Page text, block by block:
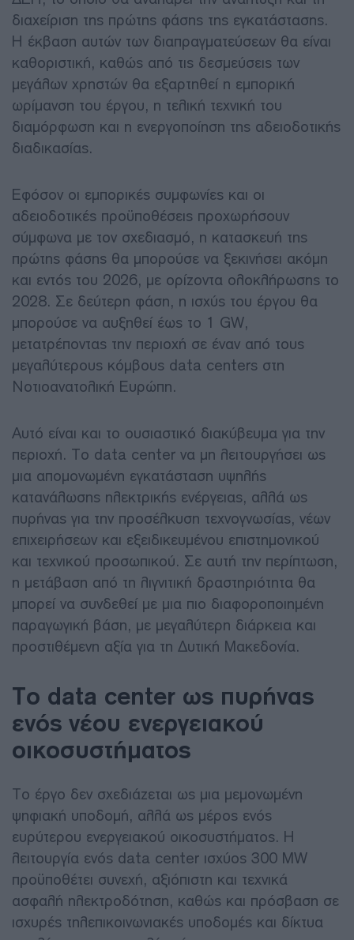
διαχείριση της πρώτης φάσης της εγκατάστασης.
Η έκβαση αυτών των διαπραγματεύσεων θα είναι
καθοριστική, καθώς από τις δεσμεύσεις των
μεγάλων χρηστών θα εξαρτηθεί η εμπορική
ωρίμανση του έργου, η τελική τεχνική του
διαμόρφωση και η ενεργοποίηση της αδειοδοτικής
διαδικασίας.
Εφόσον οι εμπορικές συμφωνίες και οι
αδειοδοτικές προϋποθέσεις προχωρήσουν
σύμφωνα με τον σχεδιασμό, η κατασκευή της
πρώτης φάσης θα μπορούσε να ξεκινήσει ακόμη
και εντός του 2026, με ορίζοντα ολοκλήρωσης το
2028. Σε δεύτερη φάση, η ισχύς του έργου θα
μπορούσε να αυξηθεί έως το 1 GW,
μετατρέποντας την περιοχή σε έναν από τους
μεγαλύτερους κόμβους data centers στη
Νοτιοανατολική Ευρώπη.
Αυτό είναι και το ουσιαστικό διακύβευμα για την
περιοχή. Το data center να μη λειτουργήσει ως
μια απομονωμένη εγκατάσταση υψηλής
κατανάλωσης ηλεκτρικής ενέργειας, αλλά ως
πυρήνας για την προσέλκυση τεχνογνωσίας, νέων
επιχειρήσεων και εξειδικευμένου επιστημονικού
και τεχνικού προσωπικού. Σε αυτή την περίπτωση,
η μετάβαση από τη λιγνιτική δραστηριότητα θα
μπορεί να συνδεθεί με μια πιο διαφοροποιημένη
παραγωγική βάση, με μεγαλύτερη διάρκεια και
προστιθέμενη αξία για τη Δυτική Μακεδονία.
Το data center ως πυρήνας
ενός νέου ενεργειακού
οικοσυστήματος
Το έργο δεν σχεδιάζεται ως μια μεμονωμένη
ψηφιακή υποδομή, αλλά ως μέρος ενός
ευρύτερου ενεργειακού οικοσυστήματος. Η
λειτουργία ενός data center ισχύος 300 MW
προϋποθέτει συνεχή, αξιόπιστη και τεχνικά
ασφαλή ηλεκτροδότηση, καθώς και πρόσβαση σε
ισχυρές τηλεπικοινωνιακές υποδομές και δίκτυα